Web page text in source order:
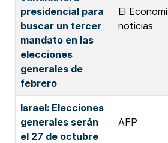
presidencial para
buscar un tercer
mandato en las
elecciones
generales de
febrero
El
noticias
Israel: Elecciones
generales serán
el 27 de octubre
AFP